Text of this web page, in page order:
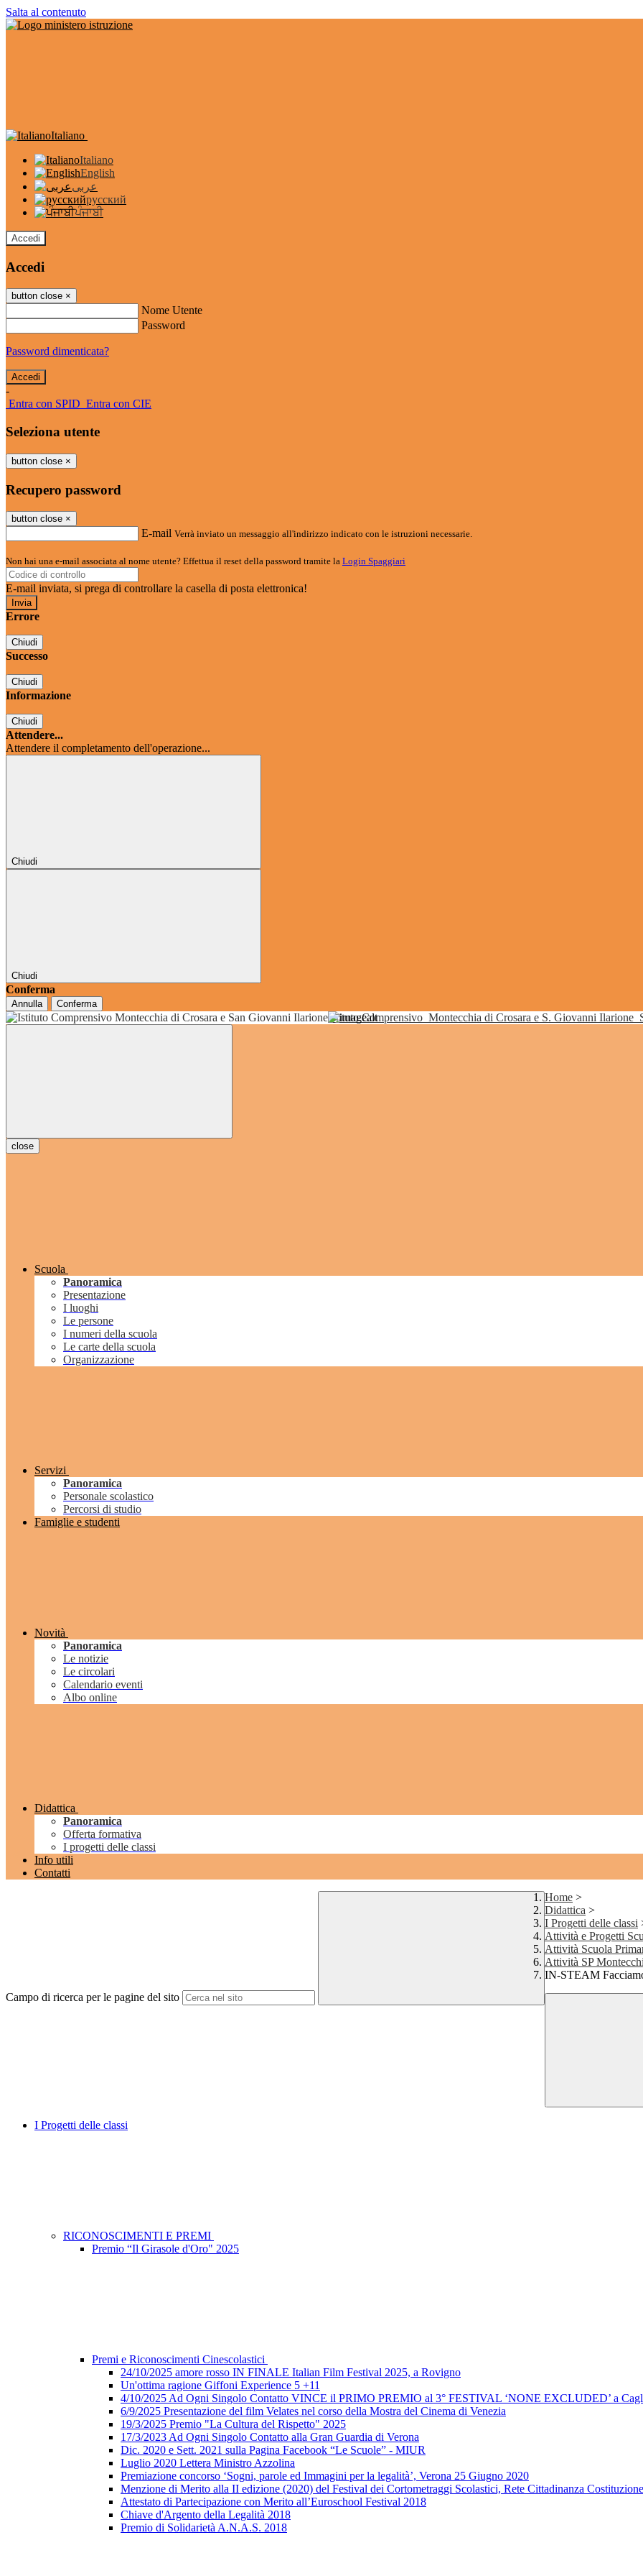
Salta al contenuto
Italiano
Italiano
English
عربى
русский
ਪੰਜਾਬੀ
Accedi
Accedi
button close ×
Nome Utente
Password
Password dimenticata?
-
Entra con SPID Entra con CIE
Seleziona utente
button close ×
Recupero password
button close ×
E-mail Verrà inviato un messaggio all'indirizzo indicato con le istruzioni necessarie.
Non hai una e-mail associata al nome utente? Effettua il reset della password tramite la Login Spaggiari
E-mail inviata, si prega di controllare la casella di posta elettronica!
Errore
Chiudi
Successo
Chiudi
Informazione
Chiudi
Attendere...
Attendere il completamento dell'operazione...
Chiudi
Chiudi
Conferma
Annulla Conferma
Istituto Comprensivo Montecchia di Crosara e S. Giovanni Ilarione
grado
close
Scuola
Panoramica
Presentazione
I luoghi
Le persone
I numeri della scuola
Le carte della scuola
Organizzazione
Servizi
Panoramica
Personale scolastico
Percorsi di studio
Famiglie e studenti
Novità
Panoramica
Le notizie
Le circolari
Calendario eventi
Albo online
Didattica
Panoramica
Offerta formativa
I progetti delle classi
Info utili
Contatti
Campo di ricerca per le pagine del sito
Home >
Didattica >
I Progetti delle classi
Attività e Progetti
Attività Scuola
Attività SP
IN-STEAM
I Progetti delle classi
RICONOSCIMENTI E PREMI
Premio “Il Girasole d'Oro" 2025
Premi e Riconoscimenti Cinescolastici
24/10/2025 amore rosso IN FINALE Italian Film Festival 2025, a Rovigno
Un'ottima ragione Giffoni Experience 5 +11
4/10/2025 Ad Ogni Singolo Contatto VINCE il PRIMO PREMIO al 3° FESTIVAL ‘NONE EXCLUDED’ a
6/9/2025 Presentazione del film Velates nel corso della Mostra del Cinema di Venezia
19/3/2025 Premio "La Cultura del Rispetto" 2025
17/3/2023 Ad Ogni Singolo Contatto alla Gran Guardia di Verona
Dic. 2020 e Sett. 2021 sulla Pagina Facebook “Le Scuole” - MIUR
Luglio 2020 Lettera Ministro Azzolina
Premiazione concorso ‘Sogni, parole ed Immagini per la legalità’, Verona 25 Giugno 2020
Menzione di Merito alla II edizione (2020) del Festival dei Cortometraggi Scolastici, Rete Cittadinanza
Attestato di Partecipazione con Merito all’Euroschool Festival 2018
Chiave d'Argento della Legalità 2018
Premio di Solidarietà A.N.A.S. 2018